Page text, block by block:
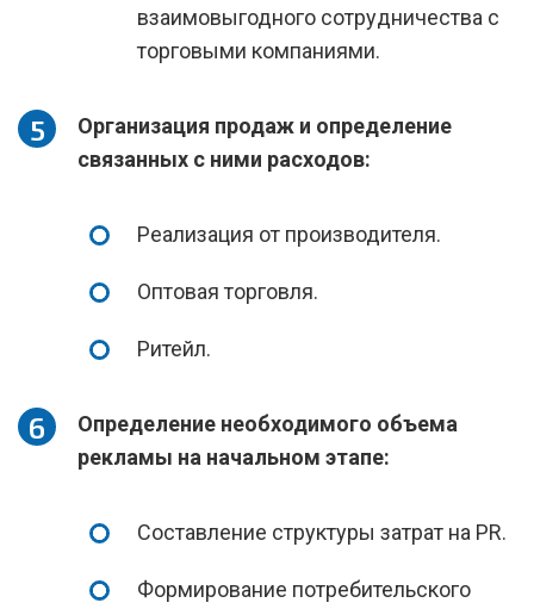
взаимовыгодного сотрудничества с
торговыми компаниями.
Организация продаж и определение
связанных с ними расходов:
Реализация от производителя.
Оптовая торговля.
Ритейл.
Определение необходимого объема
рекламы на начальном этапе:
Составление структуры затрат на PR.
Формирование потребительского